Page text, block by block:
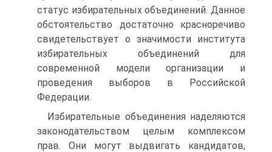
статус избирательных объединений. Данное
обстоятельство достаточно красноречиво
свидетельствует о значимости института
избирательных объединений для
современной модели организации и
проведения выборов в Российской
Федерации.
Избирательные объединения наделяются
законодательством целым комплексом
прав. Они могут выдвигать кандидатов,